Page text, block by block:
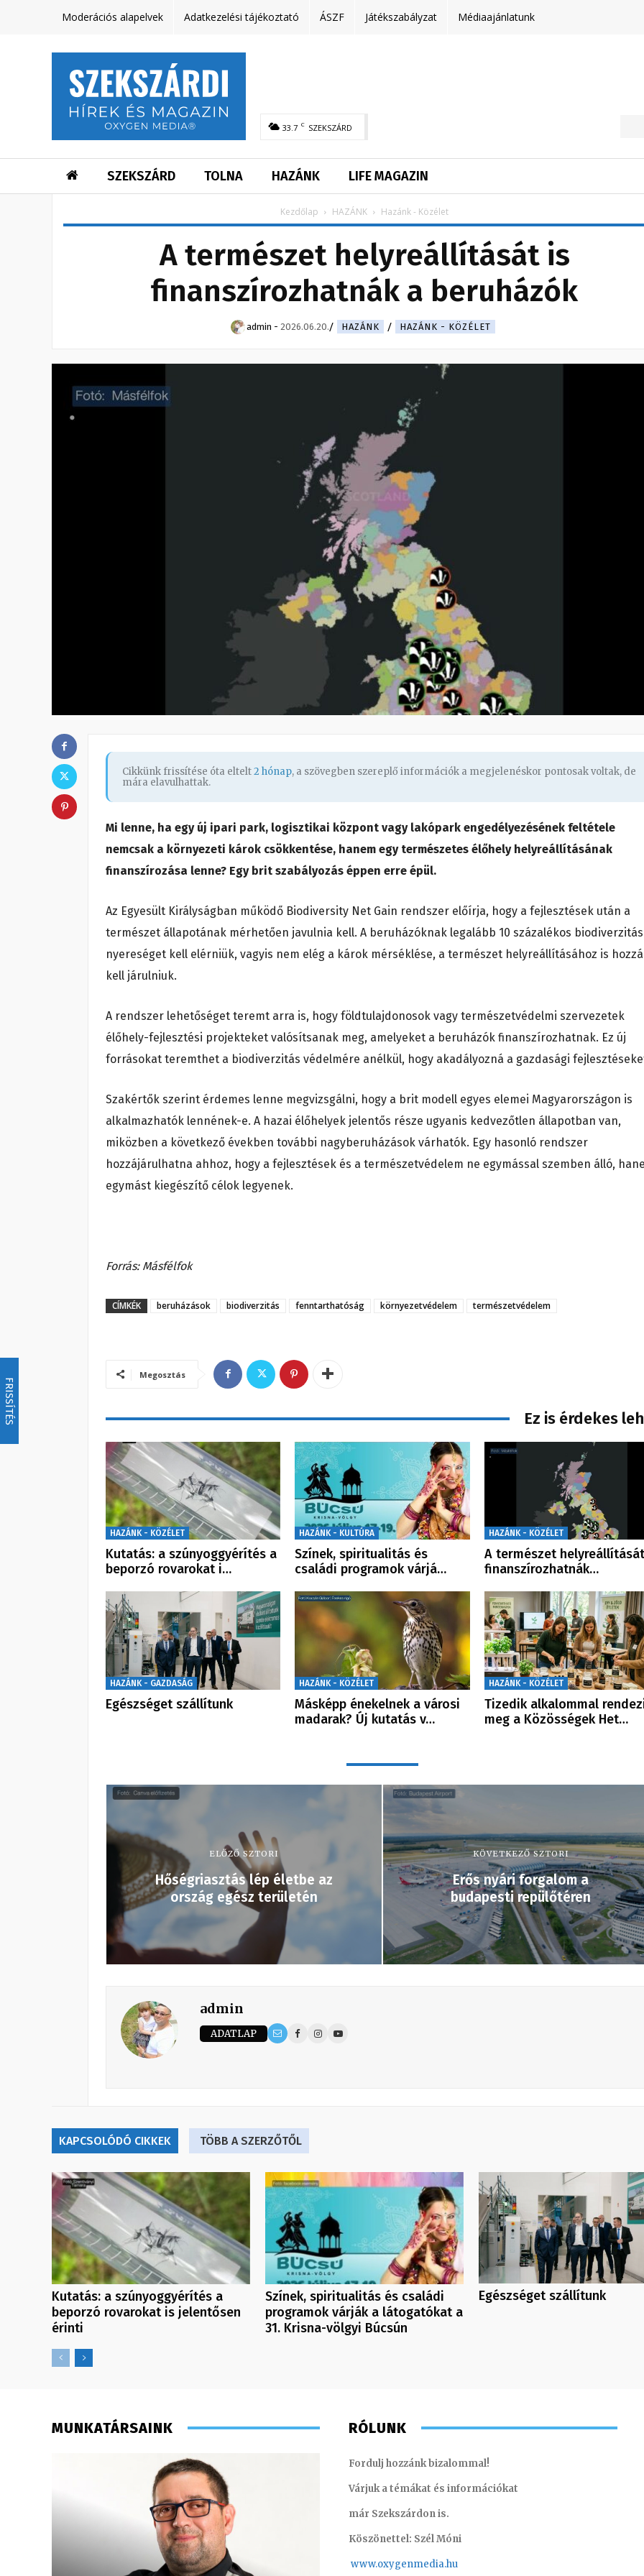
FRISSÍTÉS
Moderációs alapelvek Adatkezelési tájékoztató ÁSZF Játékszabályzat Médiaajánlatunk
33.7 C SZEKSZÁRD
SZEKSZÁRD TOLNA HAZÁNK LIFE MAGAZIN
Kezdőlap HAZÁNK Hazánk - Közélet
A természet helyreállítását is
finanszírozhatnák a beruházók
admin - 2026.06.20. HAZÁNK HAZÁNK - KÖZÉLET
Cikkünk frissítése óta eltelt2 hónap, a szövegben szereplő információk a megjelenéskor pontosak voltak, de
mára elavulhattak.
Mi lenne, ha egy új ipari park, logisztikai központ vagy lakópark engedélyezésének feltétele
nemcsak a környezeti károk csökkentése, hanem egy természetes élőhely helyreállításának
finanszírozása lenne? Egy brit szabályozás éppen erre épül.
Az Egyesült Királyságban működő Biodiversity Net Gain rendszer előírja, hogy a fejlesztések után a
természet állapotának mérhetően javulnia kell. A beruházóknak legalább 10 százalékos
nyereséget kell elérniük, vagyis nem elég a károk mérséklése, a természet helyreállításához is hozzá
kell járulniuk.
A rendszer lehetőséget teremt arra is, hogy földtulajdonosok vagy természetvédelmi szervezetek
élőhely-fejlesztési projekteket valósítsanak meg, amelyeket a beruházók finanszírozhatnak. Ez új
forrásokat teremthet a biodiverzitás védelmére anélkül, hogy akadályozná a gazdasági
Szakértők szerint érdemes lenne megvizsgálni, hogy a brit modell egyes elemei Magyarországon is
alkalmazhatók lennének-e. A hazai élőhelyek jelentős része ugyanis kedvezőtlen állapotban van,
miközben a következő években további nagyberuházások várhatók. Egy hasonló rendszer
hozzájárulhatna ahhoz, hogy a fejlesztések és a természetvédelem ne egymással szemben álló,
egymást kiegészítő célok legyenek.
Forrás: Másfélfok
CÍMKÉK beruházások biodiverzitás fenntarthatóság környezetvédelem természetvédelem
Megosztás
Ez is érdekes
HAZÁNK - KÖZÉLET
Kutatás: a szúnyoggyérítés a
beporzó rovarokat i…
HAZÁNK - KULTÚRA
Színek, spiritualitás és
családi programok várjá…
HAZÁNK - KÖZÉLET
A természet
finanszírozhatnák…
HAZÁNK - GAZDASÁG
Egészséget szállítunk
HAZÁNK - KÖZÉLET
Másképp énekelnek a városi
madarak? Új kutatás v…
HAZÁNK - KÖZÉLET
Tizedik alkalommal
meg a Közösségek Het…
ELŐZŐ SZTORI
Hőségriasztás lép életbe az
ország egész területén
KÖVETKEZŐ SZTORI
Erős nyári forgalom a
budapesti repülőtéren
admin
ADATLAP
KAPCSOLÓDÓ CIKKEK TÖBB A SZERZŐTŐL
Kutatás: a szúnyoggyérítés a
beporzó rovarokat is jelentősen
érinti
Színek, spiritualitás és családi
programok várják a látogatókat a
31. Krisna-völgyi Búcsún
Egészséget szállítunk
MUNKATÁRSAINK RÓLUNK
Fordulj hozzánk bizalommal!
Várjuk a témákat és információkat
már Szekszárdon is.
Köszönettel: Szél Móni
www.oxygenmedia.hu